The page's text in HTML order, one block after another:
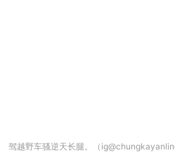
驾越野车骚逆天长腿。（